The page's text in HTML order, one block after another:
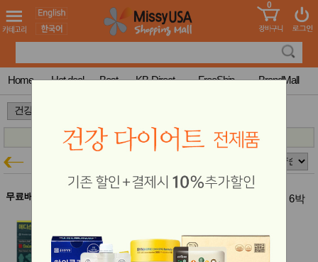
도 어린이
청소년
컬러링
북
한국학
습지
미국학
고
국 송
꽃배송
건 홍삼전
건강보
조제품
기능성
MissyShop
Login
0
Home Hot deal Best KB-Direct FreeShip BrandMall
무료배송
메디슨벨 마시는 샐러드 (3g * 14포 * 6박
결제시 10% 추가할인
$210.00